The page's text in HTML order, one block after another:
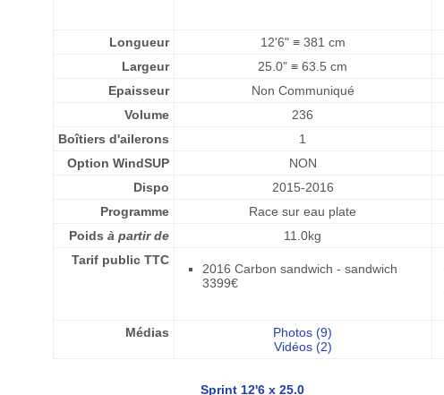
Longueur 12'6" ≡ 381 cm
Largeur
25.0" ≡ 63.5 cm
Epaisseur
Non Communiqué
Volume
236
Boîtiers d'ailerons
1
Option WindSUP
NON
Dispo
2015-2016
Programme
Race sur eau plate
Poids à partir de 11.0kg
Tarif public TTC
2016 Carbon sandwich - sandwich
3399€
Médias
Photos (9)
Vidéos (2)
Sprint 12'6 x 25.0